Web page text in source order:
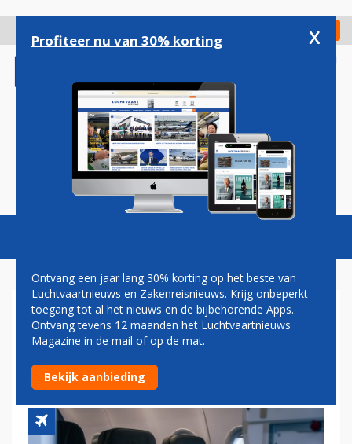
gaan
Check in
Magazine Podcasts Vacatures
LUFTHANSA MODERNISEERT
INTERIEUR VAN DEEL AIRBUS
A320-VLOOT
Profiteer nu van 30% korting x
Ontvang een jaar lang 30% korting op het beste van
Luchtvaartnieuws en Zakenreisnieuws. Krijg onbeperkt
toegang tot al het nieuws en de bijbehorende Apps.
Ontvang tevens 12 maanden het Luchtvaartnieuws
Magazine in de mail of op de mat.
Bekijk aanbieding